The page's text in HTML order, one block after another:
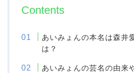
Contents
あいみょんの本名は森井
は？
あいみょんの芸名の由来